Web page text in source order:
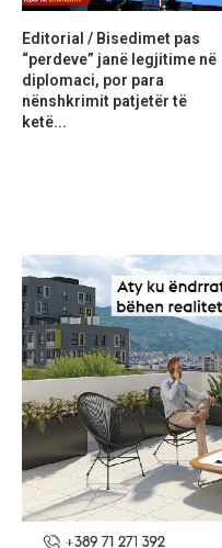
Editorial / Bisedimet pas
“perdeve” janë legjitime në
diplomaci, por para
nënshkrimit patjetër të
ketë...